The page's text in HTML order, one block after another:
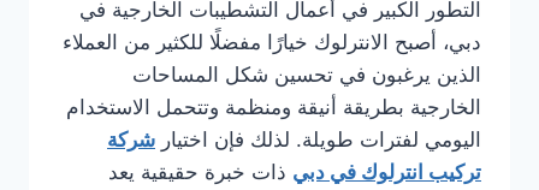
التطور الكبير في أعمال التشطيبات الخارجية في
دبي، أصبح الانترلوك خيارًا مفضلًا للكثير من العملاء
الذين يرغبون في تحسين شكل المساحات
الخارجية بطريقة أنيقة ومنظمة وتتحمل الاستخدام
اليومي لفترات طويلة. لذلك فإن اختيار شركة
تركيب انترلوك في دبي ذات خبرة حقيقية يعد